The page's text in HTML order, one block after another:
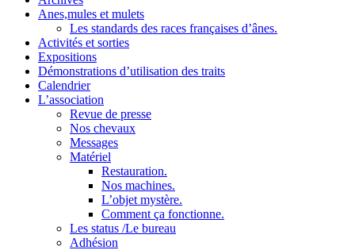
Anes,mules et mulets
Les standards des races françaises d’ânes.
Activités et sorties
Expositions
Démonstrations d’utilisation des traits
Calendrier
L’association
Revue de presse
Nos chevaux
Messages
Matériel
Restauration.
Nos machines.
L’objet mystère.
Comment ça fonctionne.
Les status /Le bureau
Adhésion